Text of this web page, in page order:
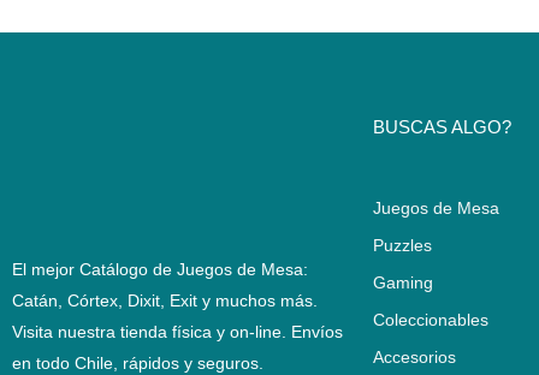
El mejor Catálogo de Juegos de Mesa:
Catán, Córtex, Dixit, Exit y muchos más.
Visita nuestra tienda física y on-line. Envíos
en todo Chile, rápidos y seguros
BUSCAS ALGO?
Juegos de Mesa
Puzzles
Gaming
Coleccionables
Accesorios